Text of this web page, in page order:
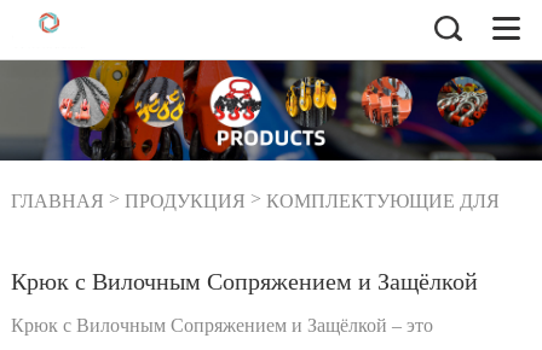
ГЛАВНАЯ > ПРОДУКЦИЯ > КОМПЛЕКТУЮЩИЕ ДЛЯ
Крюк с Вилочным Сопряжением и Защёлкой
Крюк с Вилочным Сопряжением и Защёлкой – это